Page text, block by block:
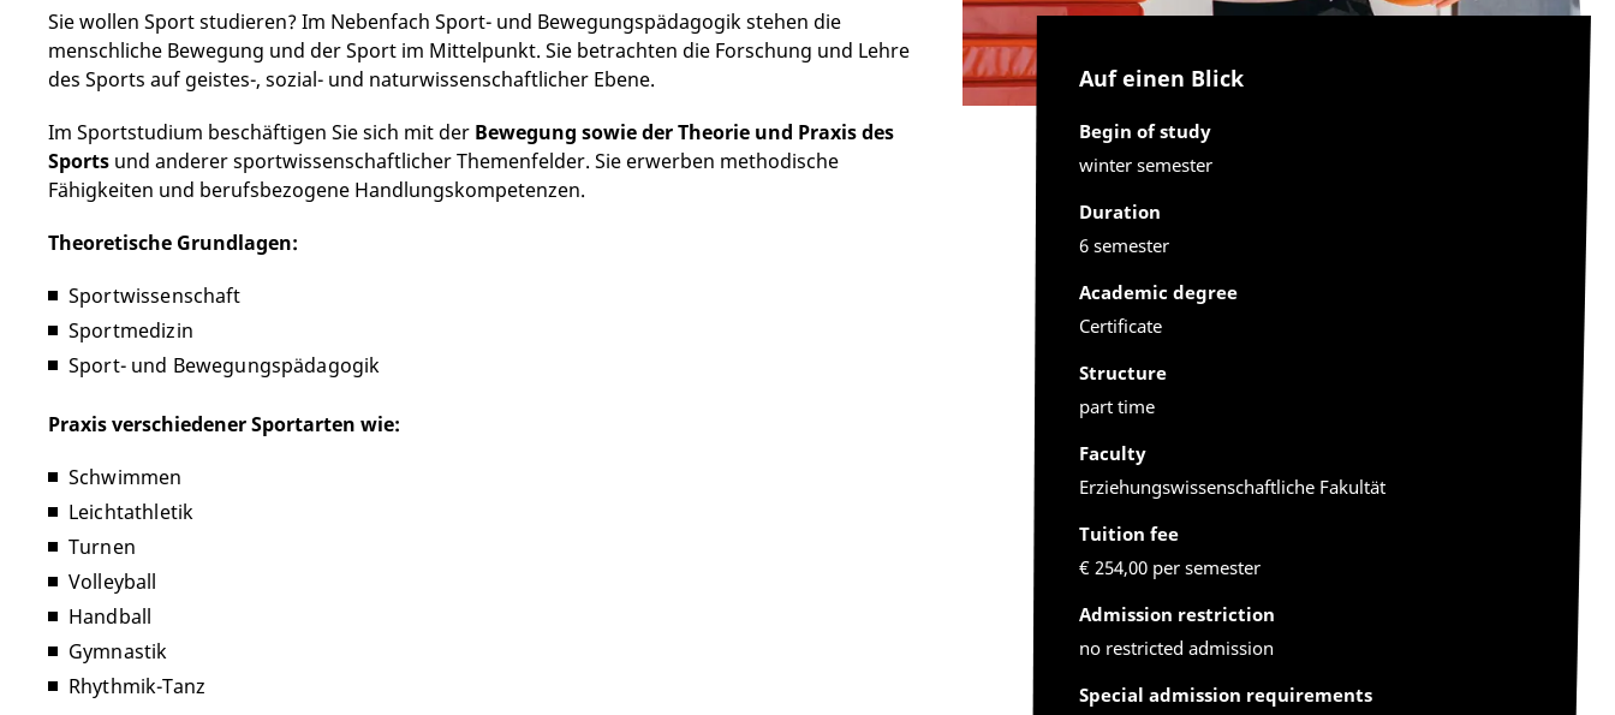
Auf einen Blick
Begin of study
winter semester
Duration
6 semester
Academic degree
Certificate
Structure
part time
Faculty
Erziehungswissenschaftliche Fakultät
Tuition fee
€ 254,00 per semester
Admission restriction
no restricted admission
Special admission requirements
Sie wollen Sport studieren? Im Nebenfach Sport- und Bewegungspädagogik stehen die
menschliche Bewegung und der Sport im Mittelpunkt. Sie betrachten die Forschung und Lehre
des Sports auf geistes-, sozial- und naturwissenschaftlicher Ebene.
Im Sportstudium beschäftigen Sie sich mit der Bewegung sowie der Theorie und Praxis des
Sports und anderer sportwissenschaftlicher Themenfelder. Sie erwerben methodische
Fähigkeiten und berufsbezogene Handlungskompetenzen.
Theoretische Grundlagen:
Sportwissenschaft
Sportmedizin
Sport- und Bewegungspädagogik
Praxis verschiedener Sportarten wie:
Schwimmen
Leichtathletik
Turnen
Volleyball
Handball
Gymnastik
Rhythmik-Tanz